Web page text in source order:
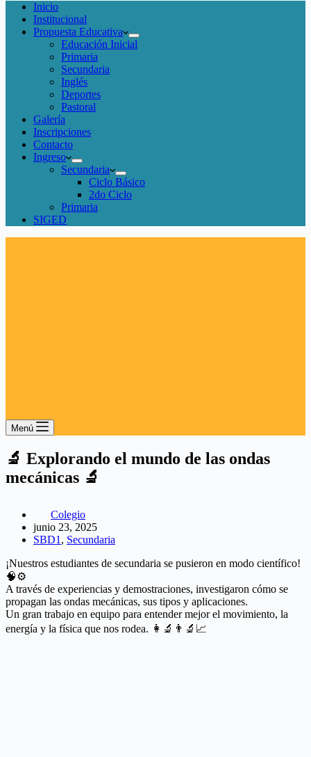
Inicio
Institucional
Propuesta Educativa
Educación Inicial
Primaria
Secundaria
Inglés
Deportes
Pastoral
Galería
Inscripciones
Contacto
Ingreso
Secundaria
Ciclo Básico
2do Ciclo
Primaria
SIGED
Menú
🔬 Explorando el mundo de las ondas
mecánicas 🔬
Colegio
junio 23, 2025
SBD1 , Secundaria
¡Nuestros estudiantes de secundaria se pusieron en modo científico!
🧠⚙️
A través de experiencias y demostraciones, investigaron cómo se
propagan las ondas mecánicas, sus tipos y aplicaciones.
Un gran trabajo en equipo para entender mejor el movimiento, la
energía y la física que nos rodea. 👩‍🔬👨‍🔬📈